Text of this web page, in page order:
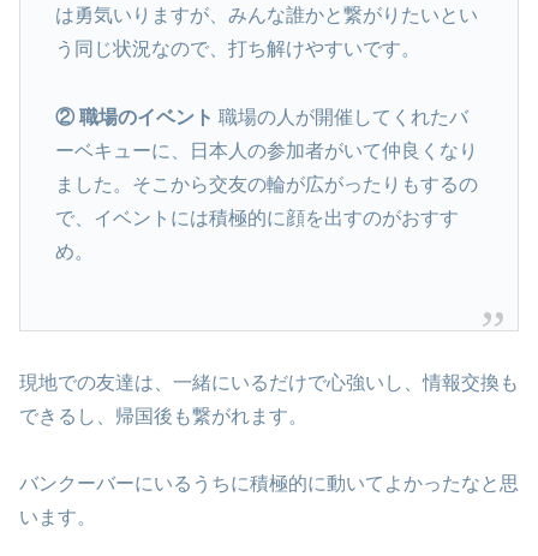
は勇気いりますが、みんな誰かと繋がりたいとい
う同じ状況なので、打ち解けやすいです。
② 職場のイベント 職場の人が開催してくれたバ
ーベキューに、日本人の参加者がいて仲良くなり
ました。そこから交友の輪が広がったりもするの
で、イベントには積極的に顔を出すのがおすす
め。
現地での友達は、一緒にいるだけで心強いし、情報交換も
できるし、帰国後も繋がれます。
バンクーバーにいるうちに積極的に動いてよかったなと思
います。